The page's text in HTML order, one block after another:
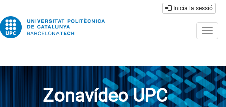
Inicia la sessió
Zonavídeo UPC